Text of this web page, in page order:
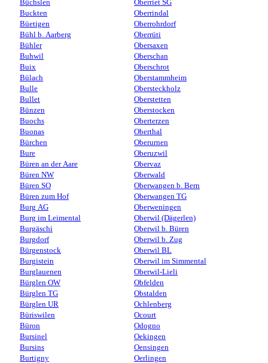
Büchslen
Buckten
Büetigen
Bühl b. Aarberg
Bühler
Buhwil
Buix
Bülach
Bulle
Bullet
Bünzen
Buochs
Buonas
Bürchen
Bure
Büren an der Aare
Büren NW
Büren SO
Büren zum Hof
Burg AG
Burg im Leimental
Burgäschi
Burgdorf
Bürgenstock
Burgistein
Burglauenen
Bürglen OW
Bürglen TG
Bürglen UR
Büriswilen
Büron
Bursinel
Bursins
Burtigny
Oberriet SG
Oberrindal
Oberrohrdorf
Oberrüti
Obersaxen
Oberschan
Oberschrot
Oberstammheim
Obersteckholz
Oberstetten
Oberstocken
Oberterzen
Oberthal
Oberurnen
Oberuzwil
Obervaz
Oberwald
Oberwangen b. Bern
Oberwangen TG
Oberweningen
Oberwil (Dägerlen)
Oberwil b. Büren
Oberwil b. Zug
Oberwil BL
Oberwil im Simmental
Oberwil-Lieli
Obfelden
Obstalden
Ochlenberg
Ocourt
Odogno
Oekingen
Oensingen
Oerlingen